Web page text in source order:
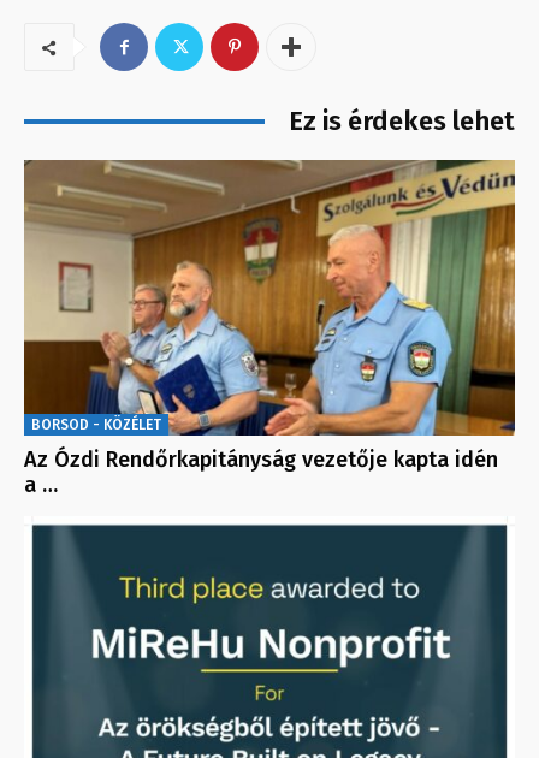
Ez is érdekes lehet
BORSOD - KÖZÉLET
Az Ózdi Rendőrkapitányság vezetője kapta idén
a …